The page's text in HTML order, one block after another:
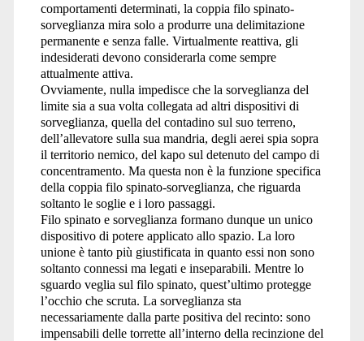
comportamenti determinati, la coppia filo spinato-
sorveglianza mira solo a produrre una delimitazione
permanente e senza falle. Virtualmente reattiva, gli
indesiderati devono considerarla come sempre
attualmente attiva.
Ovviamente, nulla impedisce che la sorveglianza del
limite sia a sua volta collegata ad altri dispositivi di
sorveglianza, quella del contadino sul suo terreno,
dell’allevatore sulla sua mandria, degli aerei spia sopra
il territorio nemico, del kapo sul detenuto del campo di
concentramento. Ma questa non è la funzione specifica
della coppia filo spinato-sorveglianza, che riguarda
soltanto le soglie e i loro passaggi.
Filo spinato e sorveglianza formano dunque un unico
dispositivo di potere applicato allo spazio. La loro
unione è tanto più giustificata in quanto essi non sono
soltanto connessi ma legati e inseparabili. Mentre lo
sguardo veglia sul filo spinato, quest’ultimo protegge
l’occhio che scruta. La sorveglianza sta
necessariamente dalla parte positiva del recinto: sono
impensabili delle torrette all’interno della recinzione del